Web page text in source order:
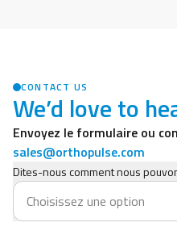
CONTACT US
We’d love to
Envoyez le formulaire ou
sales@orthopulse.com
Dites-nous comment nous